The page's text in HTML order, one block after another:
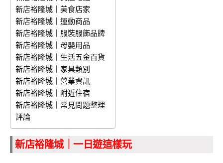
新店裕隆城｜美食店家
新店裕隆城｜運動商品
新店裕隆城｜服裝服飾品牌
新店裕隆城｜母嬰用品
新店裕隆城｜生活五金百貨
新店裕隆城｜家具類別
新店裕隆城｜營業資訊
新店裕隆城｜附近住宿
新店裕隆城｜常見問題整理
評論
新店裕隆城｜一日遊這樣玩